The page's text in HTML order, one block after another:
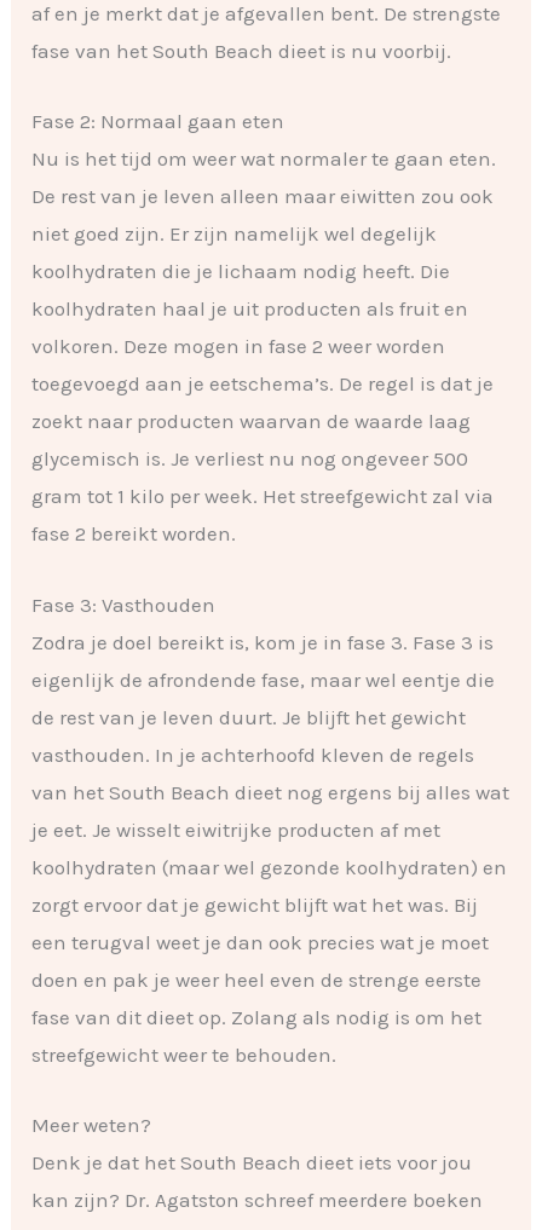
af en je merkt dat je afgevallen bent. De strengste
fase van het South Beach dieet is nu voorbij.
Fase 2: Normaal gaan eten
Nu is het tijd om weer wat normaler te gaan eten.
De rest van je leven alleen maar eiwitten zou ook
niet goed zijn. Er zijn namelijk wel degelijk
koolhydraten die je lichaam nodig heeft. Die
koolhydraten haal je uit producten als fruit en
volkoren. Deze mogen in fase 2 weer worden
toegevoegd aan je eetschema’s. De regel is dat je
zoekt naar producten waarvan de waarde laag
glycemisch is. Je verliest nu nog ongeveer 500
gram tot 1 kilo per week. Het streefgewicht zal via
fase 2 bereikt worden.
Fase 3: Vasthouden
Zodra je doel bereikt is, kom je in fase 3. Fase 3 is
eigenlijk de afrondende fase, maar wel eentje die
de rest van je leven duurt. Je blijft het gewicht
vasthouden. In je achterhoofd kleven de regels
van het South Beach dieet nog ergens bij alles wat
je eet. Je wisselt eiwitrijke producten af met
koolhydraten (maar wel gezonde koolhydraten) en
zorgt ervoor dat je gewicht blijft wat het was. Bij
een terugval weet je dan ook precies wat je moet
doen en pak je weer heel even de strenge eerste
fase van dit dieet op. Zolang als nodig is om het
streefgewicht weer te behouden.
Meer weten?
Denk je dat het South Beach dieet iets voor jou
kan zijn? Dr. Agatston schreef meerdere boeken